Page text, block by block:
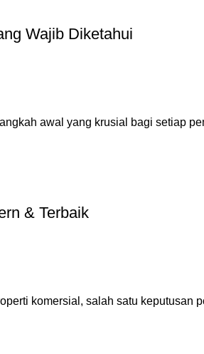
Wajib Diketahui
awal yang krusial bagi setiap
& Terbaik
komersial, salah satu keputusan